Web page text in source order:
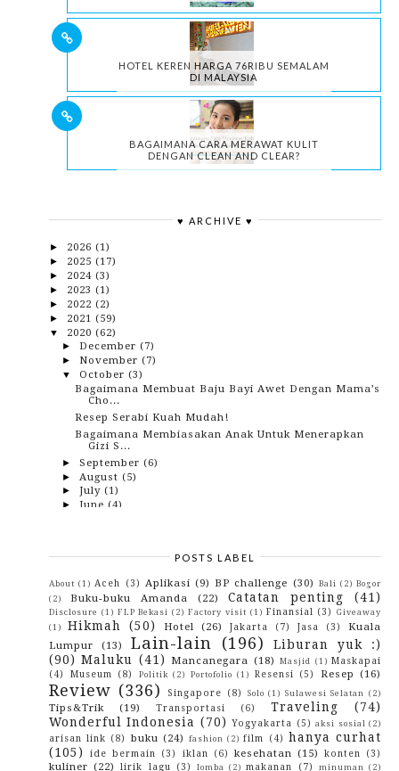
HOTEL KEREN HARGA 76RIBU SEMALAM
DI MALAYSIA
BAGAIMANA CARA MERAWAT KULIT
DENGAN CLEAN AND CLEAR?
♥ ARCHIVE ♥
► 2026 (1)
► 2025 (17)
► 2024 (3)
► 2023 (1)
► 2022 (2)
► 2021 (59)
▼ 2020 (62)
► December (7)
► November (7)
▼ October (3)
Bagaimana Membuat Baju Bayi Awet Dengan Mama’s
Cho...
Resep Serabi Kuah Mudah!
Bagaimana Membiasakan Anak Untuk Menerapkan
Gizi S...
► September (6)
► August (5)
► July (1)
► June (4)
February(9)
►2019(82)
► 2018(153)
►2017(114)
► 2016(142)
►2015 (10)
►2014(4)
► 2013(3)
►2012(29)
► 2010 (42)
► 2009 (43)
POSTS LABEL
About (1) Aceh (3) Aplikasi (9) BP challenge (30) Bali (2) Bogor
(2)
Buku-buku Amanda (22) Catatan penting (41)
Disclosure (1) FLP Bekasi (2) Factory visit (1) Finansial (3)
Giveaway
(1)
Hikmah (50) Hotel (26) Jakarta (7) Jasa (3)
Kuala
Lumpur
(13) Lain-lain (196)
Liburan yuk :)
(90) Maluku (41) Mancanegara (18) Masjid (1) Maskapai
(4)
Museum (8) Politik (2) Portofolio (1) Resensi (5) Resep (16)
Review (336) Singapore (8) Solo (1) Sulawesi Selatan (2)
Tips&Trik (19) Transportasi (6) Traveling
(74)
Wonderful Indonesia (70) Yogyakarta (5) aksi sosial (2)
arisan link (8) buku (24) fashion (2) film (4) hanya curhat
(105)
ide bermain (3) iklan (6) kesehatan (15) konten (3)
kuliner (22) lirik lagu (3) lomba (2) makanan (7) minuman (2)